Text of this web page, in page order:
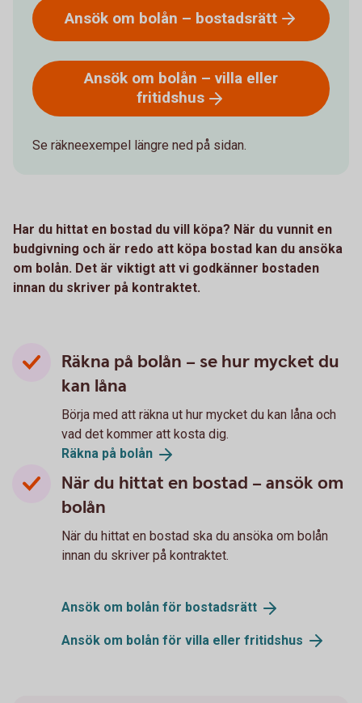
Ansök om bolån – bostadsrätt
Ansök om bolån – villa eller
fritidshus
Se räkneexempel längre ned på sidan.
Har du hittat en bostad du vill köpa? När du vunnit en
budgivning och är redo att köpa bostad kan du ansöka
om bolån. Det är viktigt att vi godkänner bostaden
innan du skriver på kontraktet.
Räkna på bolån – se hur mycket du
kan låna
Börja med att räkna ut hur mycket du kan låna och
vad det kommer att kosta dig.
Räkna på bolån
När du hittat en bostad – ansök om
bolån
När du hittat en bostad ska du ansöka om bolån
innan du skriver på kontraktet.
Ansök om bolån för bostadsrätt
Ansök om bolån för villa eller fritidshus